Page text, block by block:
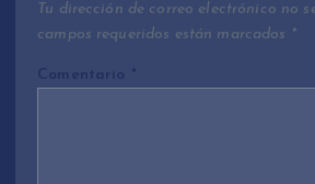
Tu dirección de correo electrónico no
campos requeridos están marcados *
Comentario *